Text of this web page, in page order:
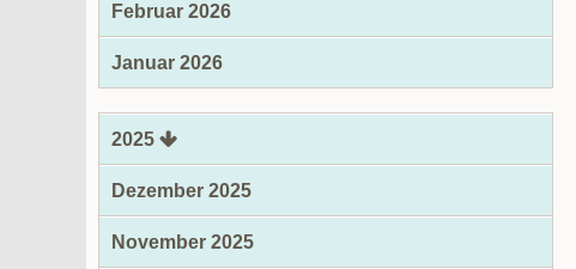
Februar 2026
Januar 2026
2025
Dezember 2025
November 2025